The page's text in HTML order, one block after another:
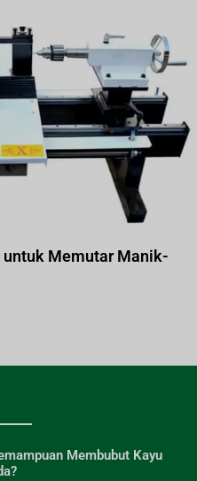
untuk Memutar Manik-
Membubut Kayu